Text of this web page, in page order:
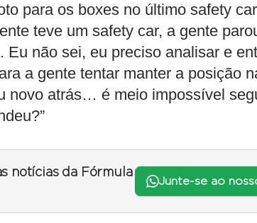
para os boxes no último safety
teve um safety car, a gente
não sei, eu preciso analisar e
a gente tentar manter a posição
novo atrás… é meio impossível
notícias da Fórmula
Junte-se ao